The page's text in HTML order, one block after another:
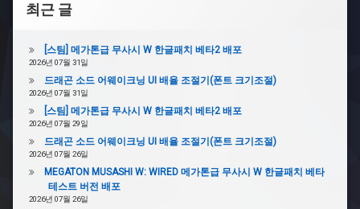
최근 글
[스팀] 메가톤급 무사시 W 한글패치 베타2 배포
2026년 07월 31일
드래곤 소드 어웨이크닝 UI 배율 조절기(폰트 크기조절)
2026년 07월 31일
[스팀] 메가톤급 무사시 W 한글패치 베타2 배포
2026년 07월 29일
드래곤 소드 어웨이크닝 UI 배율 조절기(폰트 크기조절)
2026년 07월 26일
MEGATON MUSASHI W: WIRED 메가톤급 무사시 W 한글패치 베타
테스트 버전 배포
2026년 07월 26일